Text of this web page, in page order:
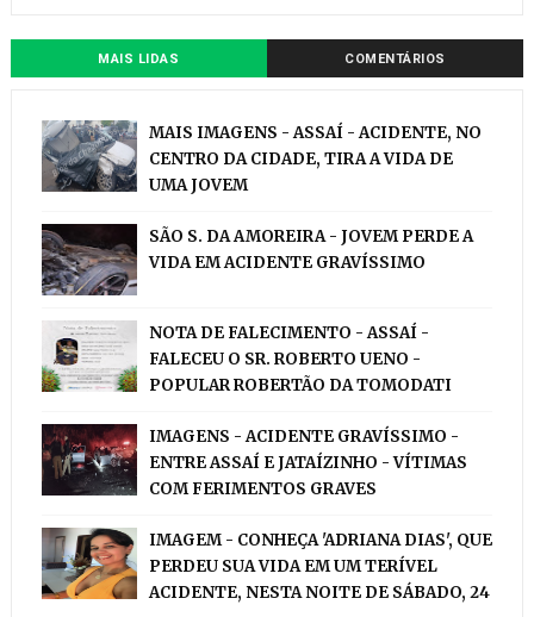
MAIS LIDAS COMENTÁRIOS
MAIS IMAGENS - ASSAÍ - ACIDENTE, NO
CENTRO DA CIDADE, TIRA A VIDA DE
UMA JOVEM
SÃO S. DA AMOREIRA - JOVEM PERDE A
VIDA EM ACIDENTE GRAVÍSSIMO
NOTA DE FALECIMENTO - ASSAÍ -
FALECEU O SR. ROBERTO UENO -
POPULAR ROBERTÃO DA TOMODATI
IMAGENS - ACIDENTE GRAVÍSSIMO -
ENTRE ASSAÍ E JATAÍZINHO - VÍTIMAS
COM FERIMENTOS GRAVES
IMAGEM - CONHEÇA 'ADRIANA DIAS', QUE
PERDEU SUA VIDA EM UM TERÍVEL
ACIDENTE, NESTA NOITE DE SÁBADO, 24